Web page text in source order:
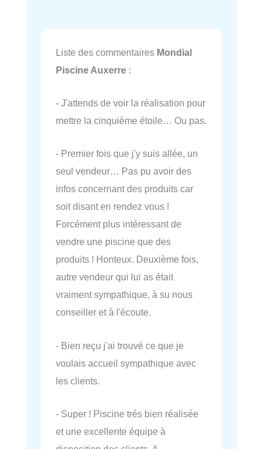
Liste des commentaires Mondial
Piscine Auxerre :
- J'attends de voir la réalisation pour
mettre la cinquième étoile… Ou pas.
- Premier fois que j'y suis allée, un
seul vendeur… Pas pu avoir des
infos concernant des produits car
soit disant en rendez vous !
Forcément plus intéressant de
vendre une piscine que des
produits ! Honteux. Deuxième fois,
autre vendeur qui lui as était
vraiment sympathique, à su nous
conseiller et à l'écoute.
- Bien reçu j'ai trouvé ce que je
voulais accueil sympathique avec
les clients.
- Super ! Piscine trés bien réalisée
et une excellente équipe à